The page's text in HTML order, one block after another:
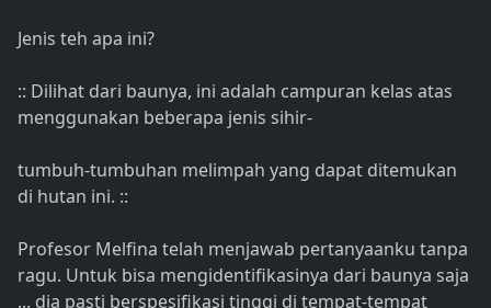
Jenis teh apa ini?
:: Dilihat dari baunya, ini adalah campuran kelas atas
menggunakan beberapa jenis sihir-
tumbuh-tumbuhan melimpah yang dapat ditemukan
di hutan ini. ::
Profesor Melfina telah menjawab pertanyaanku tanpa
ragu. Untuk bisa mengidentifikasinya dari baunya saja
... dia pasti berspesifikasi tinggi di tempat-tempat